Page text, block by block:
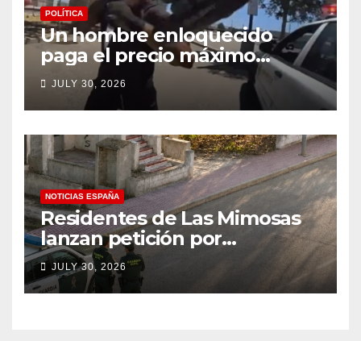
POLÍTICA
Un hombre enloquecido
paga el precio máximo
después de llevar un cuchillo
a un tiroteo con agentes del
condado de Los Ángeles
(VIDEO) * The Gateway
Pundit * por Cullen
Linebarger
JULY 30, 2026
NOTICIAS ESPAÑA
Residentes de Las Mimosas
lanzan petición por
disminución ‘inaceptable’ de
servicios básicos – The
Leader
JULY 30, 2026